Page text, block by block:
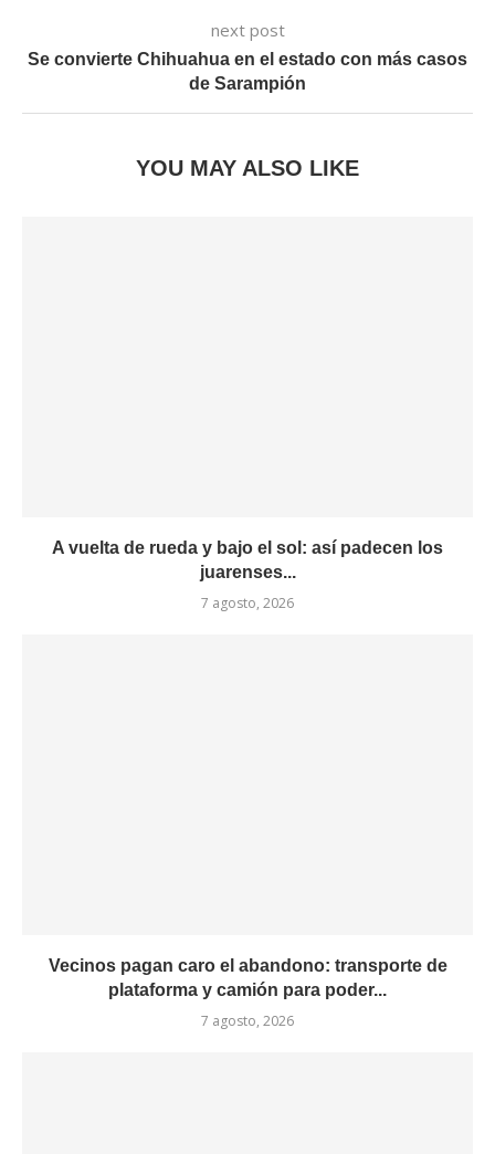
next post
Se convierte Chihuahua en el estado con más casos
de Sarampión
YOU MAY ALSO LIKE
A vuelta de rueda y bajo el sol: así padecen los
juarenses...
7 agosto, 2026
Vecinos pagan caro el abandono: transporte de
plataforma y camión para poder...
7 agosto, 2026